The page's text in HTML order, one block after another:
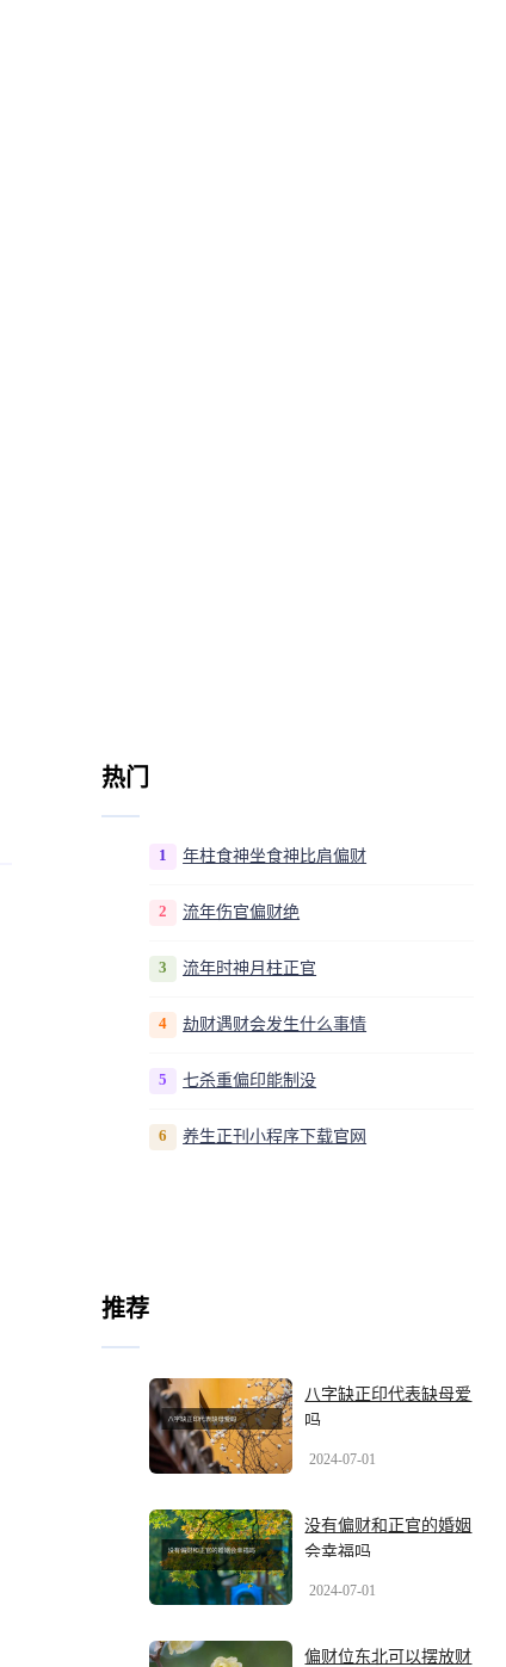
热门
1 年柱食神坐食神比肩偏财
2 流年伤官偏财绝
3 流年时神月柱正官
4 劫财遇财会发生什么事情
5 七杀重偏印能制没
6 养生正刊小程序下载官网
推荐
八字缺正印代表缺母爱
吗
2024-07-01
没有偏财和正官的婚姻
会幸福吗
2024-07-01
偏财位东北可以摆放财